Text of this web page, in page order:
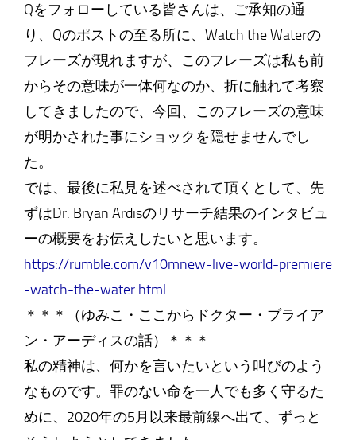
Qをフォローしている皆さんは、ご承知の通
り、Qのポストの至る所に、Watch the Waterの
フレーズが現れますが、このフレーズは私も前
からその意味が一体何なのか、折に触れて考察
してきましたので、今回、このフレーズの意味
が明かされた事にショックを隠せませんでし
た。
では、最後に私見を述べされて頂くとして、先
ずはDr. Bryan Ardisのリサーチ結果のインタビュ
ーの概要をお伝えしたいと思います。
https://rumble.com/v10mnew-live-world-premiere
-watch-the-water.html
＊＊＊（ゆみこ・ここからドクター・ブライア
ン・アーディスの話）＊＊＊
私の精神は、何かを言いたいという叫びのよう
なものです。罪のない命を一人でも多く守るた
めに、2020年の5月以来最前線へ出て、ずっと